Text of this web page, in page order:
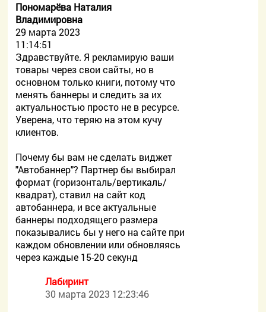
Пономарёва Наталия
Владимировна
29 марта 2023
11:14:51
Здравствуйте. Я рекламирую ваши
товары через свои сайты, но в
основном только книги, потому что
менять баннеры и следить за их
актуальностью просто не в ресурсе.
Уверена, что теряю на этом кучу
клиентов.
Почему бы вам не сделать виджет
"Автобаннер"? Партнер бы выбирал
формат (горизонталь/вертикаль/
квадрат), ставил на сайт код
автобаннера, и все актуальные
баннеры подходящего размера
показывались бы у него на сайте при
каждом обновлении или обновляясь
через каждые 15-20 секунд
Лабиринт
30 марта 2023 12:23:46